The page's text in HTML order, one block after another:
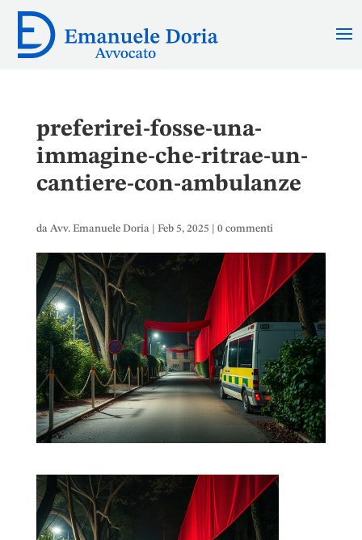
preferirei-fosse-una-
immagine-che-ritrae-un-
cantiere-con-ambulanze
da Avv. Emanuele Doria| Feb 5, 2025 0 commenti